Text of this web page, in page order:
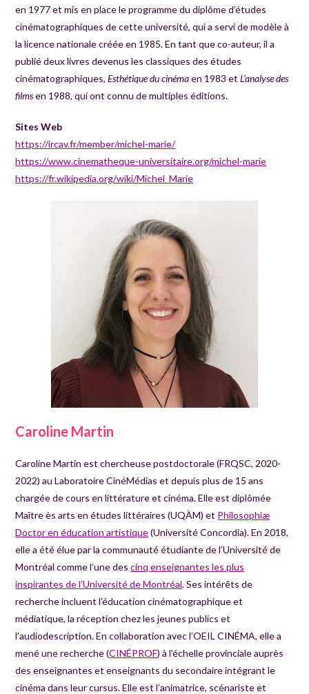
en 1977 et mis en place le programme du diplôme d’études
cinématographiques de cette université, qui a servi de modèle à
la licence nationale créée en 1985. En tant que co-auteur, il a
publié deux livres devenus les classiques des études
cinématographiques,Esthétique du cinémaen 1983 etL’analyse des
filmsen 1988, qui ont connu de multiples éditions.
Sites Web
https://ircav.fr/member/michel-marie/
https://www.cinematheque-universitaire.org/michel-marie
https://fr.wikipedia.org/wiki/Michel_Marie
Caroline Martin
Caroline Martin est chercheuse postdoctorale (FRQSC, 2020-
2022) au Laboratoire CinéMédias et depuis plus de 15 ans
chargée de cours en littérature et cinéma. Elle est diplômée
Maître ès arts en études littéraires (UQÀM) et Philosophiæ
Doctor en éducation artistique(Université Concordia). En 2018,
elle a été élue par la communauté étudiante de l’Université de
Montréal comme l’une descinq enseignantes les plus
inspirantes de l’Université de Montréal. Ses intérêts de
recherche incluent l’éducation cinématographique et
médiatique, la réception chez les jeunes publics et
l’audiodescription. En collaboration avec l’OEIL CINÉMA, elle a
mené une recherche (CINÉPROF) à l’échelle provinciale auprès
des enseignantes et enseignants du secondaire intégrant le
cinéma dans leur cursus. Elle est l’animatrice, scénariste et